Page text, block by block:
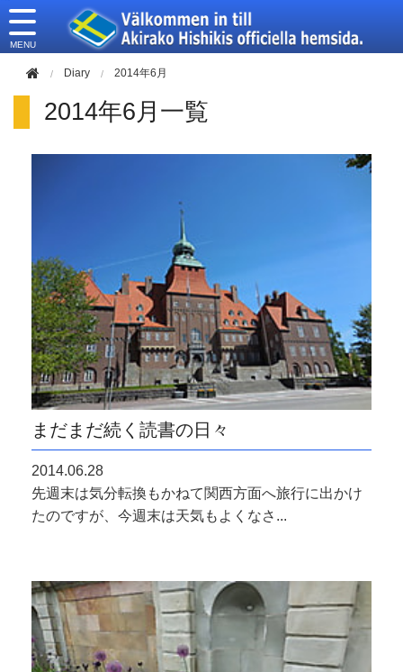
Diary 2014年6月
2014年6月一覧
まだまだ続く読書の日々
2014.06.28
先週末は気分転換もかねて関西方面へ旅行に出かけ
たのですが、今週末は天気もよくなさ...